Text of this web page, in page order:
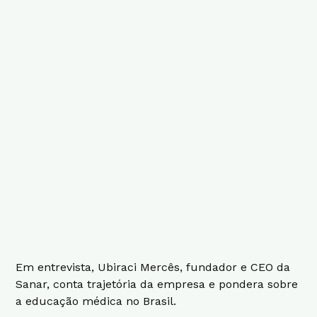
Em entrevista, Ubiraci Mercês, fundador e CEO da
Sanar, conta trajetória da empresa e pondera sobre
a educação médica no Brasil.